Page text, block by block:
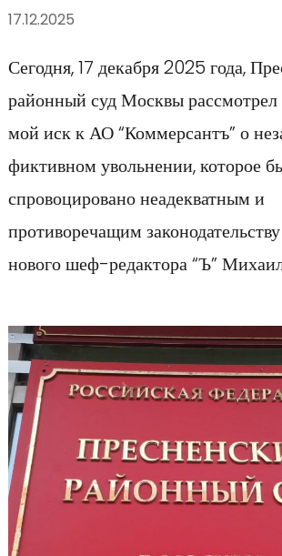
17.12.2025
Сегодня, 17 декабря 2025 года,
районный суд Москвы рассмотрел
мой иск к АО “Коммерсантъ” о
фиктивном увольнении, которое
спровоцировано неадекватным и
противоречащим
нового шеф-редактора “Ъ”